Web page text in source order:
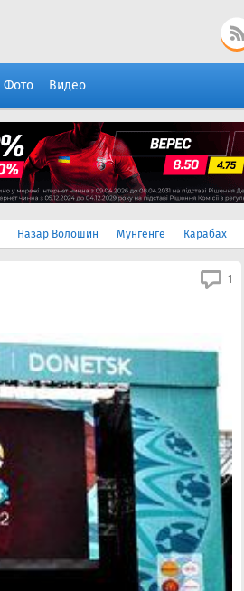
Фото Видео
Назар Волошин Мунгенге Карабах
1